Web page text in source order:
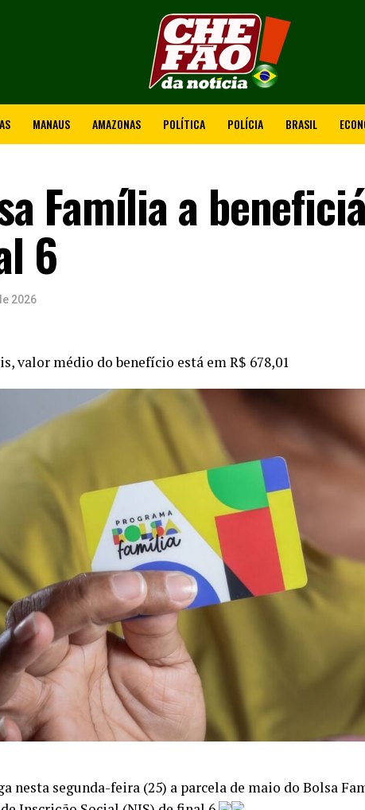
MANAUS AMAZONAS POLÍTICA POLÍCIA BRASIL
Família a
6
2026
valor médio do benefício está em R$ 678,01
nesta segunda-feira (25) a parcela de maio do Bolsa